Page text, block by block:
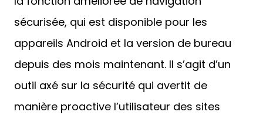
sécurisée, qui est disponible pour les
appareils Android et la version de bureau
depuis des mois maintenant. Il s’agit d’un
outil axé sur la sécurité qui avertit de
manière proactive l’utilisateur des sites